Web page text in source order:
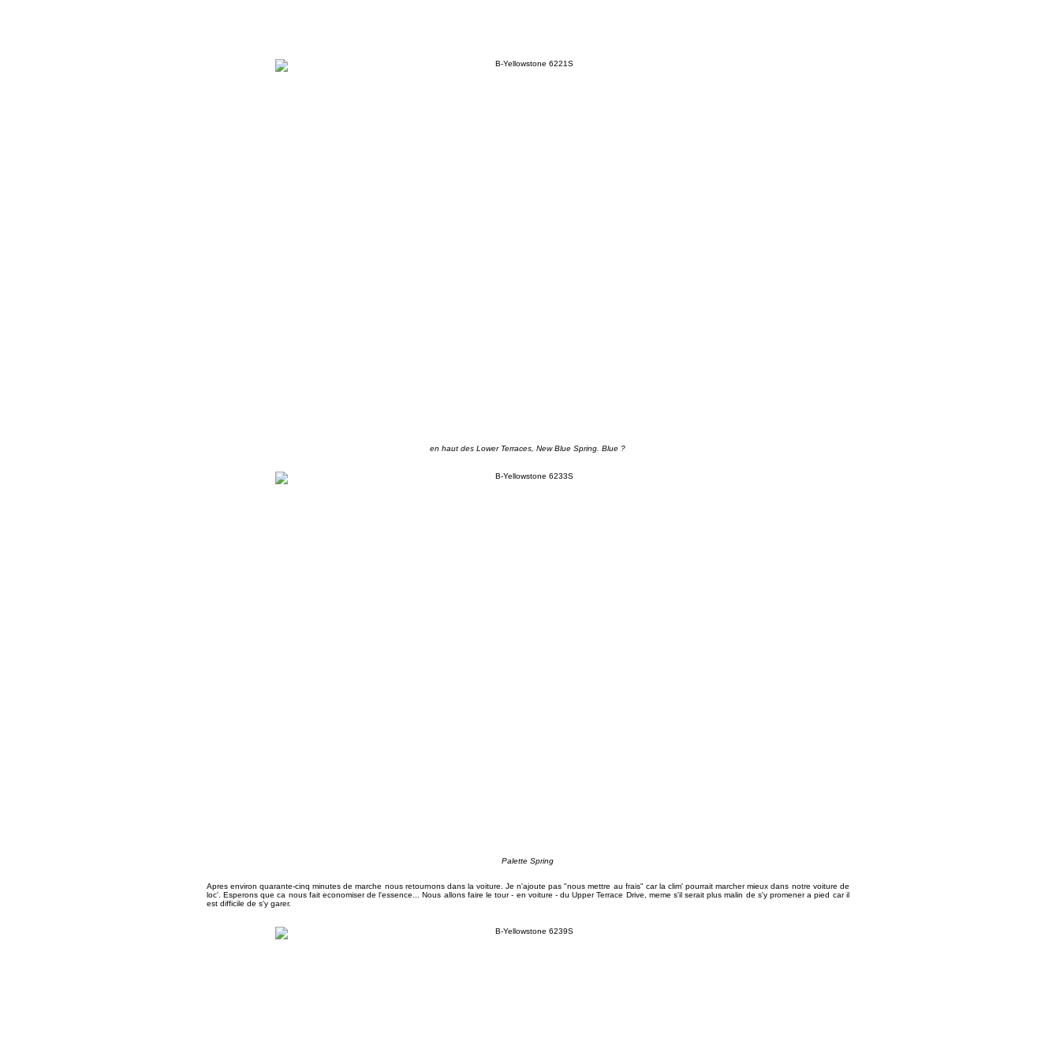
en haut des Lower Terraces, New Blue Spring. Blue ?
Palette Spring
Apres environ quarante-cinq minutes de marche nous retournons dans la voiture. Je n'ajoute pas "nous mettre au frais" car la clim' pourrait marcher mieux dans notre voiture de
loc'. Esperons que ca nous fait economiser de l'essence... Nous allons faire le tour - en voiture - du Upper Terrace Drive, meme s'il serait plus malin de s'y promener a pied car il
est difficile de s'y garer.